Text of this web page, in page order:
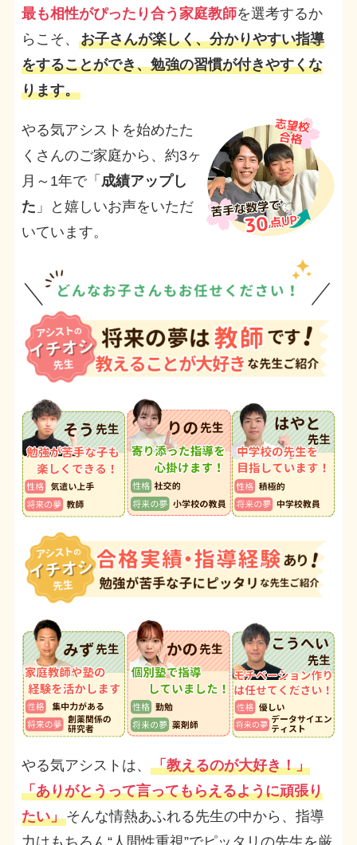
最も相性がぴったり合う家庭教師を選考するか
らこそ、 お子さんが楽しく、分かりやすい指導
をすることができ、勉強の習慣が付きやすくな
ります。
やる気アシストを始めたた
くさんのご家庭から、約3ヶ
月～1年で「 成績アップし
た 」と嬉しいお声をいただ
いています。
やる気アシストは、 「教えるのが大好き！」
「ありがとうって言ってもらえるように頑張り
たい」そんな情熱あふれる先生の中から、指導
力はもちろん“人間性重視”でピッタリの先生を厳